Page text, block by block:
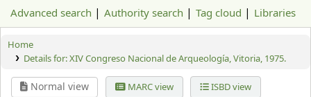
Advanced search Authority search Tag cloud Libraries
Home
Details for:XIV Congreso Nacional de Arqueología, Vitoria, 1975.
Normal view MARC view ISBD view